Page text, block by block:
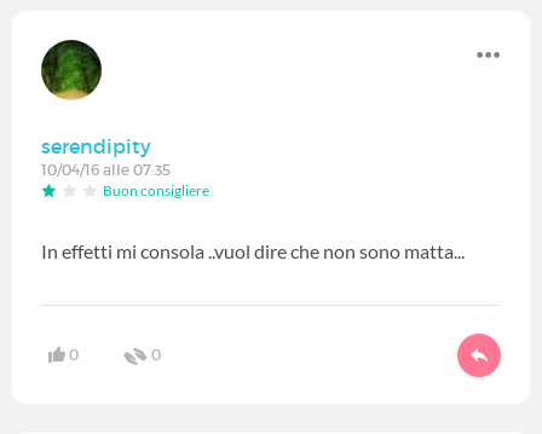
serendipity
10/04/16 alle 07:35
Buon consigliere
In effetti mi consola ..vuol dire che non sono matta...
0 0